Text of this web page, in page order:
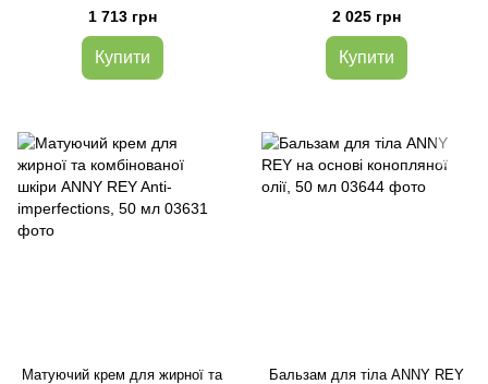
маткового молочка, 200 мл
1 713 грн
Купити
маткового молочка, 50 мл
2 025 грн
Купити
Матуючий крем для жирної та
Бальзам для тіла ANNY REY